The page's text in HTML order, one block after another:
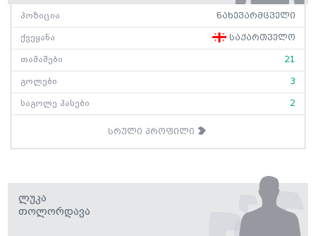
პოზიცია ნახევარმცველი
ქვეყანა საქართველო
თამაშები 21
გოლები 3
საგოლე პასები 2
სრული პროფილი
Ლუკა
Თოლორდავა